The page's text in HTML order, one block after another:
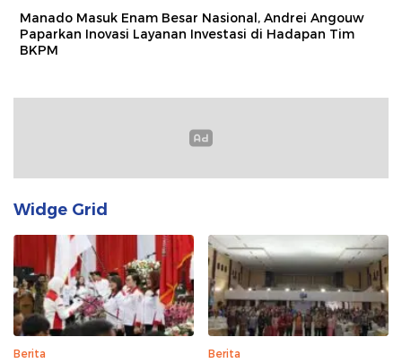
Manado Masuk Enam Besar Nasional, Andrei Angouw
Paparkan Inovasi Layanan Investasi di Hadapan Tim
BKPM
Widge Grid
Berita Berita